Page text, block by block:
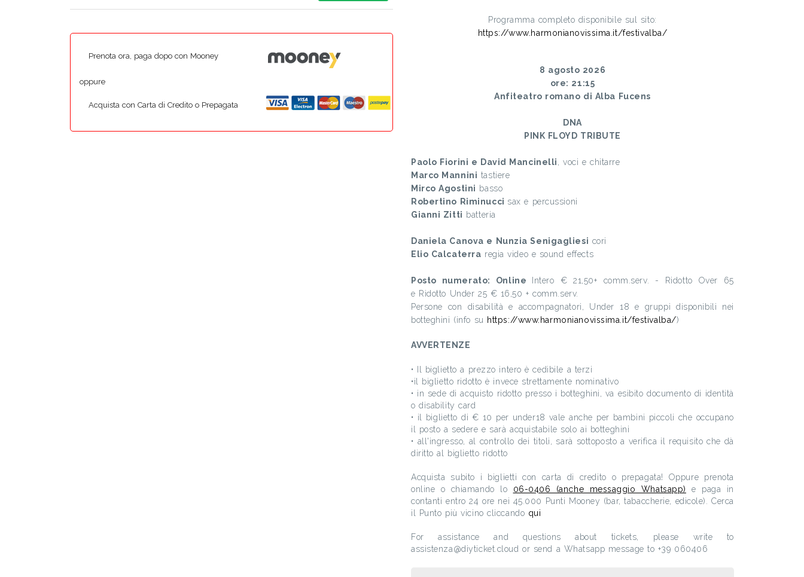
Prenota ora, paga dopo con Mooney
oppure
Acquista con Carta di Credito o Prepagata
Programma completo disponibile sul sito:
https://www.harmonianovissima.it/festivalba/
8 agosto 2026
ore: 21:15
Anfiteatro romano di Alba Fucens
DNA
PINK FLOYD TRIBUTE
Paolo Fiorini e David Mancinelli
, voci e chitarre
Marco Mannini tastiere
Mirco Agostini basso
Robertino Riminucci sax e percussioni
Gianni Zitti batteria
Daniela Canova e Nunzia Senigagliesi cori
Elio Calcaterra regia video e sound effects
Posto numerato: Online
Intero € 21,50+ comm.serv. - Ridotto Over 65
e Ridotto Under 25 € 16,50 + comm.serv.
Persone con disabilità e accompagnatori, Under 18 e gruppi disponibili nei
botteghini (info su https://www.harmonianovissima.it/festivalba/)
AVVERTENZE
• Il biglietto a prezzo intero è cedibile a terzi
•il biglietto ridotto è invece strettamente nominativo
• in sede di acquisto ridotto presso i botteghini, va esibito documento di identità
o disability card
• il biglietto di € 10 per under18 vale anche per bambini piccoli che occupano
il posto a sedere e sarà acquistabile solo ai botteghini
• all'ingresso, al controllo dei titoli, sarà sottoposto a verifica il requisito che dà
diritto al biglietto ridotto
Acquista subito i biglietti con carta di credito o prepagata! Oppure prenota
online o chiamando lo 06-0406 (anche messaggio Whatsapp)
e paga in
contanti entro 24 ore nei 45.000 Punti Mooney (bar, tabaccherie, edicole). Cerca
il Punto più vicino cliccando qui
For assistance and questions about tickets, please write to
assistenza@diyticket.cloud or send a Whatsapp message to +39 060406